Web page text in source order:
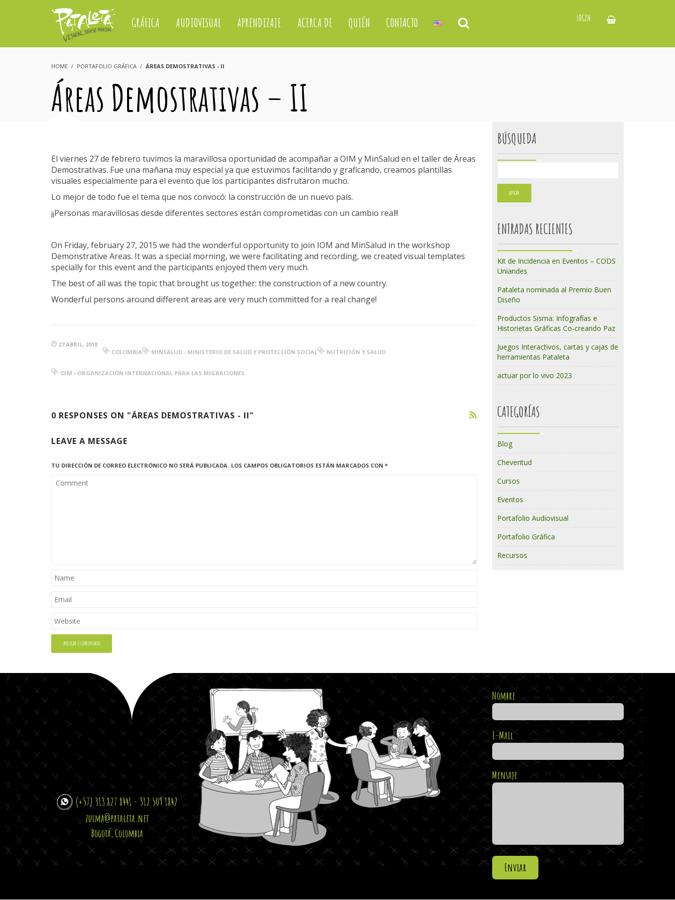
GRÁFICA AUDIOVISUAL APRENDIZAJE ACERCA DE QUIÉN CONTACTO LOGIN
HOME PORTAFOLIO GRÁFICA ÁREAS DEMOSTRATIVAS - II
Áreas Demostrativas – II
El viernes 27 de febrero tuvimos la maravillosa oportunidad de acompañar a OIM y MinSalud en el taller de Áreas
Demostrativas. Fue una mañana muy especial ya que estuvimos facilitando y graficando, creamos plantillas
visuales especialmente para el evento que los participantes disfrutaron mucho.
Lo mejor de todo fue el tema que nos convocó: la construcción de un nuevo país.
¡¡Personas maravillosas desde diferentes sectores están comprometidas con un cambio real!!
On Friday, february 27, 2015 we had the wonderful opportunity to join IOM and MinSalud in the workshop
Demonstrative Areas. It was a special morning, we were facilitating and recording, we created visual templates
specially for this event and the participants enjoyed them very much.
The best of all was the topic that brought us together: the construction of a new country.
Wonderful persons around different areas are very much committed for a real change!
27 ABRIL, 2018
COLOMBIA
MINSALUD - MINISTERIO DE SALUD Y PROTECCIÓN SOCIAL NUTRICIÓN Y SALUD
OIM - ORGANIZACIÓN INTERNACIONAL PARA LAS MIGRACIONES
0 RESPONSES ON "ÁREAS DEMOSTRATIVAS - II"
LEAVE A MESSAGE
TU DIRECCIÓN DE CORREO ELECTRÓNICO NO SERÁ PUBLICADA. LOS CAMPOS OBLIGATORIOS ESTÁN MARCADOS CON *
BÚSQUEDA
ENTRADAS RECIENTES
Kit de Incidencia en Eventos – CODS
Uniandes
Pataleta nominada al Premio Buen
Diseño
Productos Sisma: Infografías e
Historietas Gráficas Co-creando Paz
Juegos Interactivos, cartas y cajas de
herramientas Pataleta
actuar por lo vivo 2023
CATEGORÍAS
Blog
Cheveritud
Cursos
Eventos
Portafolio Audiovisual
Portafolio Gráfica
Recursos
(+57) 313 827 8441 - 312 509 1842
zulma@pataleta.net
Bogotá, Colombia
Nombre
E-Mail
Mensaje